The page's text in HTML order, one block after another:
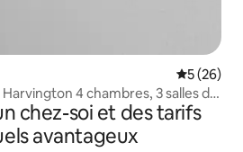
5 (26)
4 chambres, 3 salles de
chez-soi et des tarifs
avantageux